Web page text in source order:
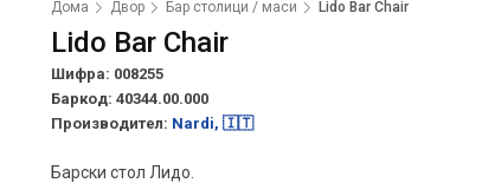
Дома Двор Бар столици / маси Lido Bar Chair
Lido Bar Chair
Шифра: 008255
Баркод: 40344.00.000
Производител: Nardi, 🇮🇹
Барски стол Лидо.